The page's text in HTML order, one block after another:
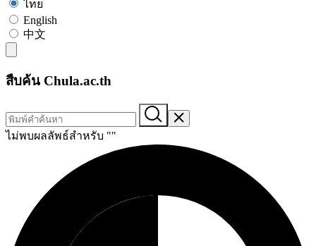
ไทย
English
中文
สืบค้น Chula.ac.th
ไม่พบผลลัพธ์สำหรับ ""